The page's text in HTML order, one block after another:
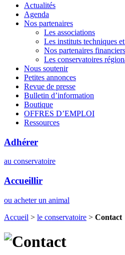
Actualités
Agenda
Nos partenaires
Les associations
Les instituts techniques
Nos partenaires financiers
Les conservatoires
Nous soutenir
Petites annonces
Revue de presse
Bulletin d’information
Boutique
OFFRES D’EMPLOI
Ressources
Adhérer
au conservatoire
Accueillir
ou acheter un animal
Accueil > le conservatoire > Contact